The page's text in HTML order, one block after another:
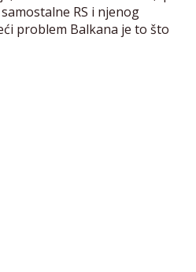
RS i njenog
problem Balkana je to što